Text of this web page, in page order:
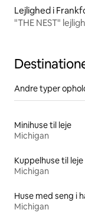
Lejlighed i
"THE NEST"
Andre typer
Minihuse til leje
Michigan
Kuppelhuse til leje
Michigan
Michigan